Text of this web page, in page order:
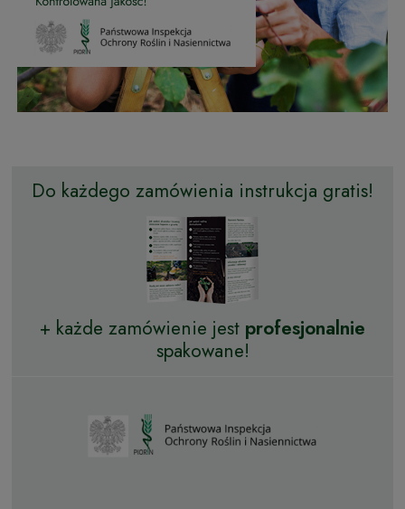
Do każdego zamówienia instrukcja gratis!
+ każde zamówienie jest profesjonalnie
spakowane!